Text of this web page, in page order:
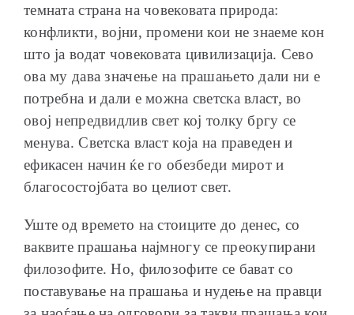
темната страна на човековата природа:
конфликти, војни, промени кои не знаеме кон
што ја водат човековата цивилизација. Сево
ова му дава значење на прашањето дали ни е
потребна и дали е можна светска власт, во
овој непредвидлив свет кој толку бргу се
менува. Светска власт која на праведен и
ефикасен начин ќе го обезбеди мирот и
благосостојбата во целиот свет.
Уште од времето на стоиците до денес, со
ваквите прашања најмногу се преокупирани
филозофите. Но, филозофите се бават со
поставување на прашања и нудење на правци